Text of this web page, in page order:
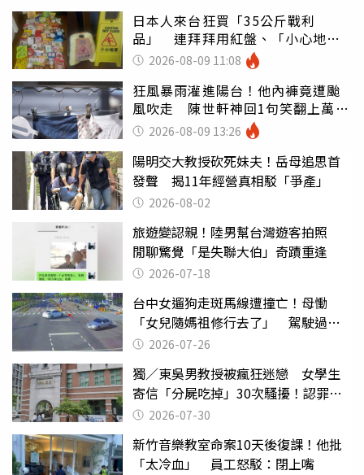
日本人來台狂買「35公斤戰利
品」 連拜拜用紅盤、「小心地
滑」告示牌也帶回家
2026-08-09 11:08
狂風暴雨灌進陽台！他內褲竟遭颱
風吹走 陳世軒神回1句笑翻上萬網
友 2026-08-09 13:26
陽明交大教授砍死妹夫！岳母追思首
發聲 揭11年經營真相駁「爭產」
2026-08-02
旅遊變認親！陸男幫台灣遊客拍照
閒聊驚覺「是失聯大伯」奇蹟重逢
2026-07-18
台中女遛狗走斑馬線遭撞亡！母慟
「女兒隨媽祖修行去了」 駕駛過失
致死判9月
2026-07-26
獨／東吳男教授被瘋狂迷戀 女學生
寄信「分屍吃掉」30次騷擾！認罪免
關 2026-07-30
新竹音樂教室命案10天後復課！他批
「太冷血」 員工怒駁：閉上嘴